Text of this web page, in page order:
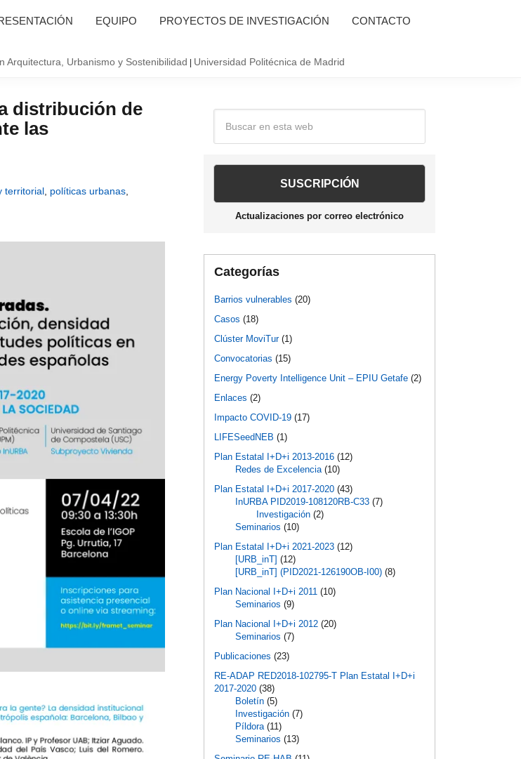
Arquitectura, Urbanismo y Sostenibilidad Universidad Politécnica de Madrid
EQUIPO PROYECTOS DE INVESTIGACIÓN CONTACTO
distribución de
las
territorial , políticas urbanas,
Barra
lateral
principal
Actualizaciones por correo electrónico
Categorías
Barrios vulnerables (20)
Casos (18)
Clúster MoviTur(1)
Convocatorias (15)
Energy Poverty Intelligence Unit – EPIU Getafe (2)
Enlaces (2)
Impacto COVID-19 (17)
LIFESeedNEB (1)
Plan Estatal I+D+i 2013-2016 (12)
Redes de Excelencia(10)
Plan Estatal I+D+i 2017-2020 (43)
InURBA PID2019-108120RB-C33 (7)
Investigación (2)
Seminarios (10)
Plan Estatal I+D+i 2021-2023 (12)
[URB_inT] (12)
[URB_inT] (PID2021-126190OB-I00) (8)
Plan Nacional I+D+i 2011 (10)
Seminarios (9)
Plan Nacional I+D+i 2012 (20)
Seminarios (7)
Publicaciones (23)
RE-ADAP RED2018-102795-T Plan Estatal I+D+i
2017-2020 (38)
Boletín (5)
Investigación (7)
Píldora(11)
Seminarios (13)